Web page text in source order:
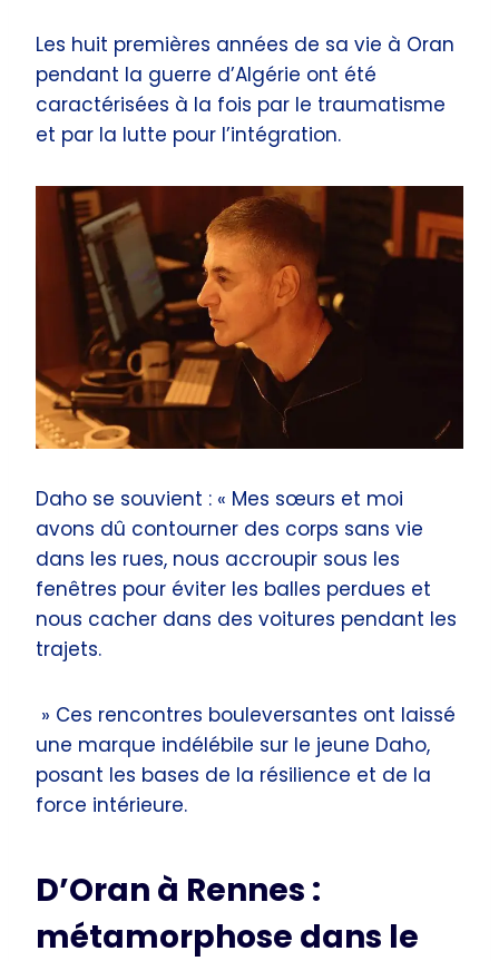
Les huit premières années de sa vie à Oran
pendant la guerre d’Algérie ont été
caractérisées à la fois par le traumatisme
et par la lutte pour l’intégration.
Daho se souvient : « Mes sœurs et moi
avons dû contourner des corps sans vie
dans les rues, nous accroupir sous les
fenêtres pour éviter les balles perdues et
nous cacher dans des voitures pendant les
trajets.
» Ces rencontres bouleversantes ont laissé
une marque indélébile sur le jeune Daho,
posant les bases de la résilience et de la
force intérieure.
D’Oran à Rennes :
métamorphose dans le